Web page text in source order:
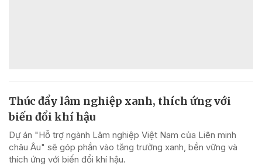
Thúc đẩy lâm nghiệp xanh, thích ứng với
biến đổi khí hậu
Dự án "Hỗ trợ ngành Lâm nghiệp Việt Nam của Liên minh
châu Âu" sẽ góp phần vào tăng trưởng xanh, bền vững và
thích ứng với biến đổi khí hậu.